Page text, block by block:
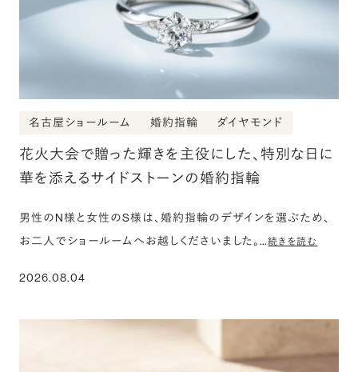
名古屋ショールーム 婚約指輪 ダイヤモンド
花火大会で贈った輝きを主役にした、特別な日に
華を添えるサイドストーンの婚約指輪
男性のN様と女性のS様は、婚約指輪のデザインを選ぶため、
お二人でショールームへお越しくださいました。…続きを読む
2026.08.04